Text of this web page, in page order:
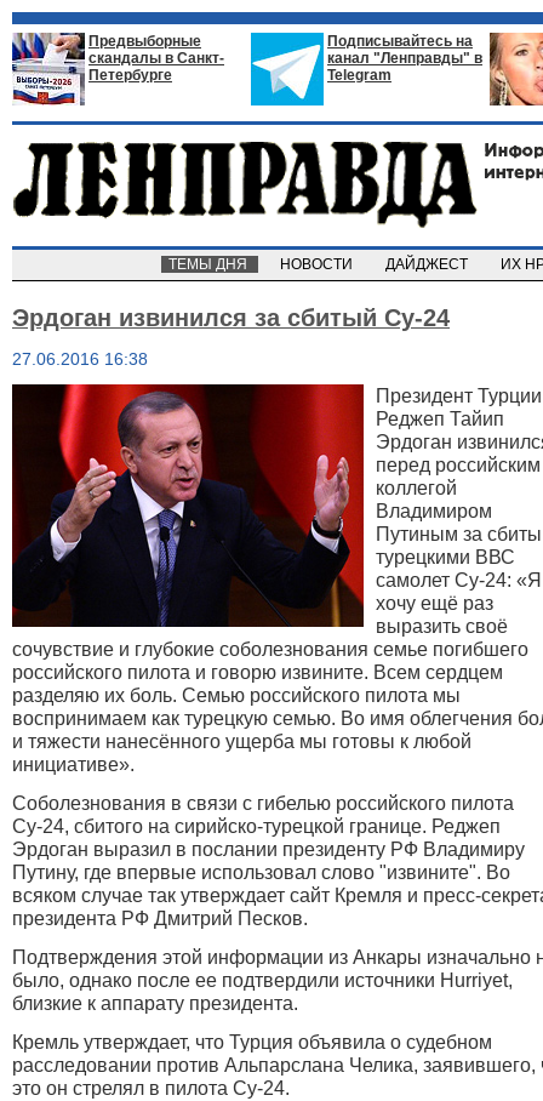
Предвыборные
скандалы в Санкт-
Петербурге
Подписывайтесь на
канал "Ленправды" в
Telegram
ТЕМЫ ДНЯ НОВОСТИ ДАЙДЖЕСТ ИХ
Эрдоган извинился за сбитый Су-24
27.06.2016 16:38
Президент Турции
Реджеп Тайип
Эрдоган
перед российским
коллегой
Владимиром
Путиным за
турецкими ВВС
самолет Су-24: «Я
хочу ещё раз
выразить своё
сочувствие и глубокие соболезнования семье погибшего
российского пилота и говорю извините. Всем сердцем
разделяю их боль. Семью российского пилота мы
воспринимаем как турецкую семью. Во имя облегчения
и тяжести нанесённого ущерба мы готовы к любой
инициативе».
Соболезнования в связи с гибелью российского пилота
Су-24, сбитого на сирийско-турецкой границе. Реджеп
Эрдоган выразил в послании президенту РФ Владимиру
Путину, где впервые использовал слово "извините". Во
всяком случае так утверждает сайт Кремля и пресс-
президента РФ Дмитрий Песков.
Подтверждения этой информации из Анкары изначально
было, однако после ее подтвердили источники Hurriyet,
близкие к аппарату президента.
Кремль утверждает, что Турция объявила о судебном
расследовании против Альпарслана Челика, заявившего,
это он стрелял в пилота Су-24.